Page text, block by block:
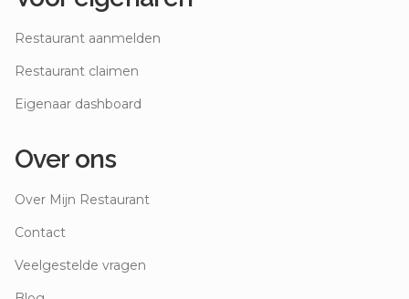
Restaurant aanmelden
Restaurant claimen
Eigenaar dashboard
Over ons
Over Mijn Restaurant
Contact
Veelgestelde vragen